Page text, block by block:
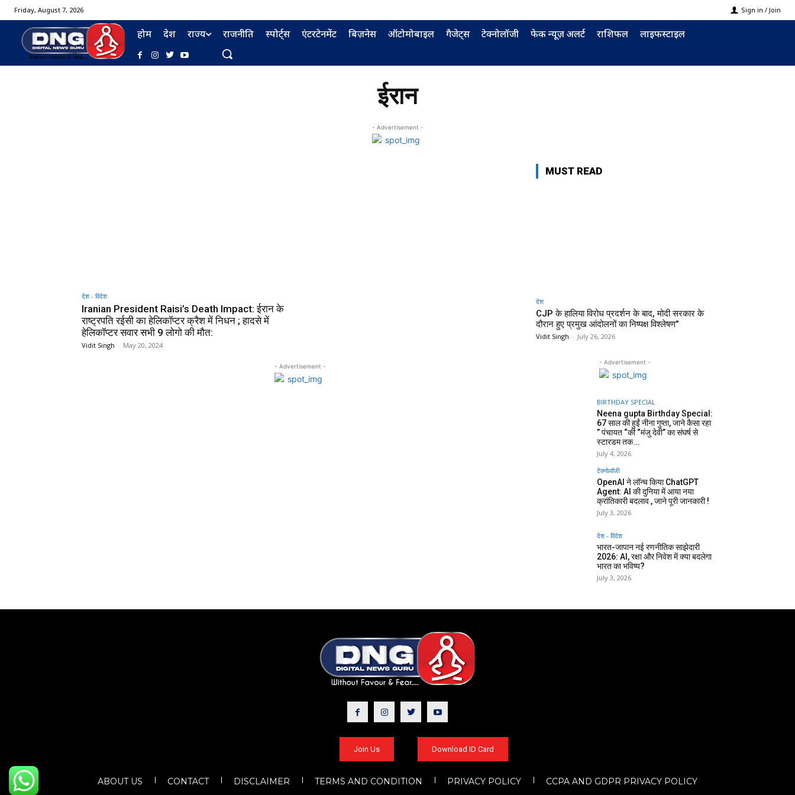
Friday, August 7, 2026 Sign in / Join
होम देश राज्य राजनीति स्पोर्ट्स एंटरटेनमेंट बिज़नेस ऑटोमोबाइल गैजेट्स टेक्नोलॉजी फेक न्यूज़ अलर्ट राशिफल लाइफस्टाइल
ईरान
- Advertisement -
देश - विदेश
Iranian President Raisi’s Death Impact: ईरान के
राष्ट्रपति रईसी का हेलिकॉप्टर क्रैश में निधन ; हादसे में
हेलिकॉप्टर सवार सभी 9 लोगो की मौत:
Vidit Singh - May 20, 2024
- Advertisement -
MUST READ
देश
CJP के हालिया विरोध प्रदर्शन के बाद, मोदी सरकार के
दौरान हुए प्रमुख आंदोलनों का निष्पक्ष विश्लेषण”
Vidit Singh - July 26, 2026
- Advertisement -
BIRTHDAY SPECIAL
Neena gupta Birthday Special:
67 साल की हुईं नीना गुप्ता, जाने कैसा रहा
” पंचायत “की “मंजु देवी” का संघर्ष से
स्टारडम तक...
July 4, 2026
टेक्नोलॉजी
OpenAI ने लॉन्च किया ChatGPT
Agent: AI की दुनिया में आया नया
क्रांतिकारी बदलाव , जाने पूरी जानकारी !
July 3, 2026
देश - विदेश
भारत-जापान नई रणनीतिक साझेदारी
2026: AI, रक्षा और निवेश में क्या बदलेगा
भारत का भविष्य?
July 3, 2026
Join Us Download ID Card
ABOUT US CONTACT DISCLAIMER TERMS AND CONDITION PRIVACY POLICY CCPA AND GDPR PRIVACY POLICY